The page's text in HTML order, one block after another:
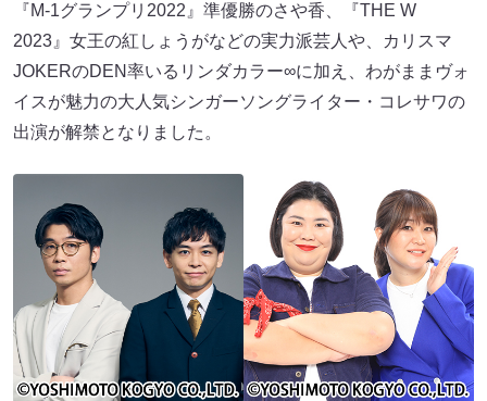
『M-1グランプリ2022』準優勝のさや香、『THE W
2023』女王の紅しょうがなどの実力派芸人や、カリスマ
JOKERのDEN率いるリンダカラー∞に加え、わがままヴォ
イスが魅力の大人気シンガーソングライター・コレサワの
出演が解禁となりました。